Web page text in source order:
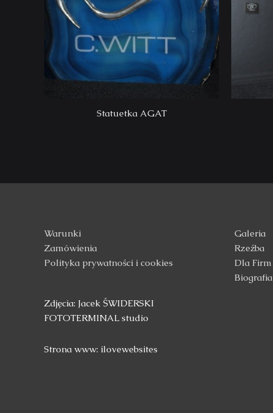
Statuetka AGAT
Warunki
Zamówienia
Polityka prywatności i cookies
Zdjęcia: Jacek ŚWIDERSKI
FOTOTERMINAL studio
Strona www: ilovewebsites
Galeria
Rzeźba
Dla Firm
Biografia